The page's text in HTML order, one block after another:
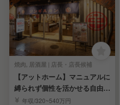
焼肉, 居酒屋 | 店長・店長候補
【アットホーム】マニュアルに
縛られず個性を活かせる自由な
接客スタイル♪
年収/320~540万円